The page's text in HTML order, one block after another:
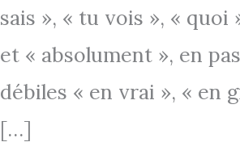
sais », « tu vois », «
et « absolument », en
débiles « en vrai », « en
[…]